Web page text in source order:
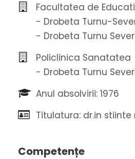
Facultatea de
- Drobeta Turnu-
- Drobeta Turnu
Policlinica Sanatatea
- Drobeta Turnu
Anul absolvirii: 1976
Titulatura: dr.in
Competențe